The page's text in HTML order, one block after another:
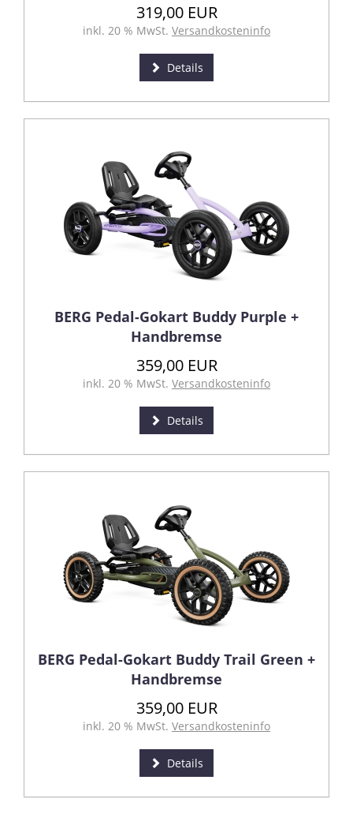
319,00 EUR
inkl. 20 % MwSt. Versandkosteninfo
Details
BERG Pedal-Gokart Buddy Purple +
Handbremse
359,00 EUR
inkl. 20 % MwSt. Versandkosteninfo
Details
BERG Pedal-Gokart Buddy Trail Green +
Handbremse
359,00 EUR
inkl. 20 % MwSt. Versandkosteninfo
Details